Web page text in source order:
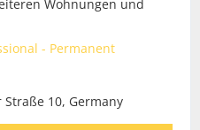
Wohnungen und
- Permanent
10, Germany